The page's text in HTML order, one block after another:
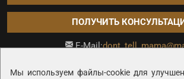
Мы используем файлы-cookie для
ПОЛУЧИТЬ
E-Mail: